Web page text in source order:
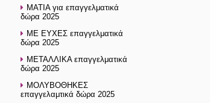
ΜΑΤΙΑ για επαγγελματικά
δώρα 2025
ΜΕ ΕΥΧΕΣ επαγγελματικά
δώρα 2025
ΜΕΤΑΛΛΙΚΑ επαγγελματικά
δώρα 2025
ΜΟΛΥΒΟΘΗΚΕΣ
επαγγελαμτικά δώρα 2025